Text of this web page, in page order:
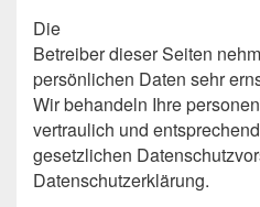
Die
Betreiber dieser Seiten
persönlichen Daten sehr
Wir behandeln Ihre
vertraulich und
gesetzlichen
Datenschutzerklärung.